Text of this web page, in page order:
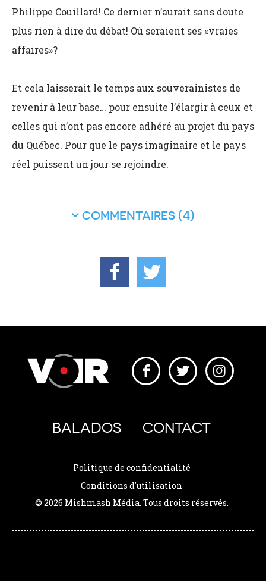
Philippe Couillard! Ce dernier n’aurait sans doute
plus rien à dire du débat! Où seraient ses «vraies
affaires»?
Et cela laisserait le temps aux souverainistes de
revenir à leur base… pour ensuite l’élargir à ceux et
celles qui n’ont pas encore adhéré au projet du pays
du Québec. Pour que le pays imaginaire et le pays
réel puissent un jour se rejoindre.
COMMENTAIRES
BALADOS CONTACT
Politique de confidentialité
Conditions d'utilisation
© 2026 Mishmash Média. Tous droits réservés.